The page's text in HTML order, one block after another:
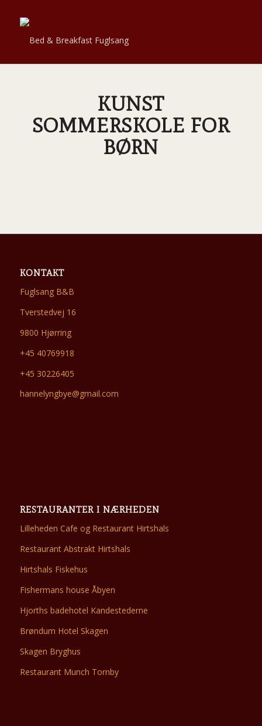
KUNST
SOMMERSKOLE FOR
BØRN
KONTAKT
Fuglsang B&B
Tverstedvej 16
9800 Hjørring
+45 40769918
+45 30226405
hannelyngbye@gmail.com
RESTAURANTER I NÆRHEDEN
Lilleheden Cafe og Restaurant Hirtshals
Restaurant Abstrakt Hirtshals
Hirtshals Fiskehus
Fishermans house Åbyen
Hjorths badehotel Kandestederne
Brøndum Hotel Skagen
Skagen Bryghus
Restaurant Munch Tornby